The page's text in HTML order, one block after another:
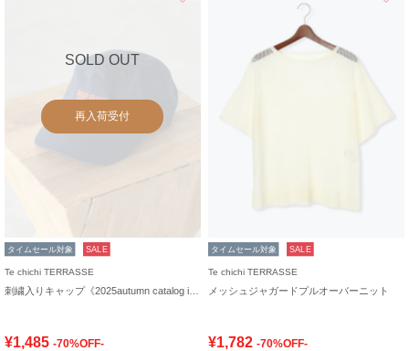
SOLD OUT
再入荷受付
タイムセール対象 SALE
Te chichi TERRASSE
¥1,485 -70%OFF-
タイムセール対象 SALE
Te chichi TERRASSE
メッシュジャガードプルオーバーニット
¥1,782 -70%OFF-